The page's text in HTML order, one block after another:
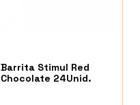
Barrita Stimul Red
Chocolate 24Unid.